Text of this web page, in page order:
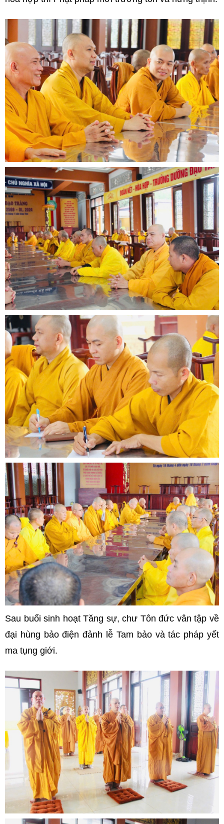
Sau buổi sinh hoạt Tăng sự, chư Tôn đức vân tập về
đại hùng bảo điện đảnh lễ Tam bảo và tác pháp yết
ma tụng giới.